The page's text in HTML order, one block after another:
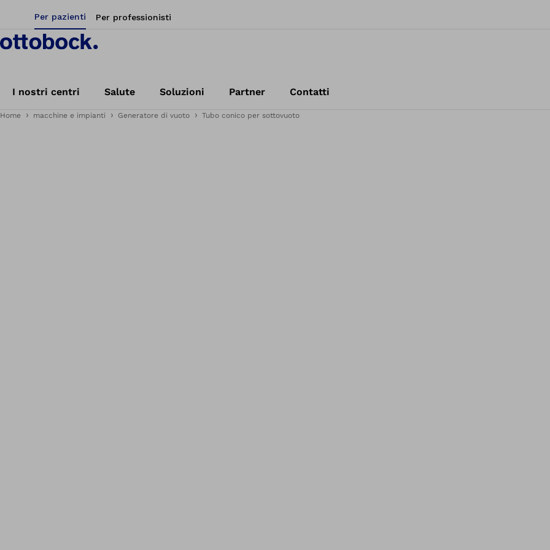
Per pazienti Per professionisti
I nostri centri Salute Soluzioni Partner Contatti
Home macchine e impianti Generatore di vuoto Tubo conico per sottovuoto